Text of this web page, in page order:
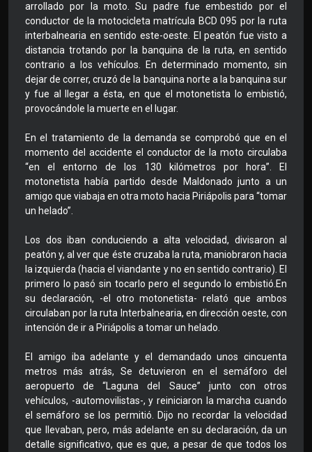
arrollado por la moto. Su padre fue embestido por el
conductor de la motocicleta matrícula BCD 095 por la ruta
interbalnearia en sentido este-oeste. El peatón fue visto a
distancia trotando por la banquina de la ruta, en sentido
contrario a los vehículos. En determinado momento, sin
dejar de correr, cruzó de la banquina norte a la banquina sur
y fue al llegar a ésta, en que el motonetista lo embistió,
provocándole la muerte en el lugar.
En el tratamiento de la demanda se comprobó que en el
momento del accidente el conductor de la moto circulaba
“en el entorno de los 130 kilómetros por hora”. El
motonetista había partido desde Maldonado junto a un
amigo que viabaja en otra moto hacia Piriápolis para “tomar
un helado”.
Los dos iban conduciendo a alta velocidad, divisaron al
peatón y, al ver que éste cruzaba la ruta, maniobraron hacia
la izquierda (hacia el viandante y no en sentido contrario). El
primero lo pasó sin tocarlo pero el segundo lo embistió.En
su declaración, -el otro motonetista- relató que ambos
circulaban por la ruta Interbalnearia, en dirección oeste, con
intención de ir a Piriápolis a tomar un helado.
El amigo iba adelante y el demandado unos cincuenta
metros más atrás, Se detuvieron en el semáforo del
aeropuerto de “Laguna del Sauce” junto con otros
vehículos, -automovilistas-, y reiniciaron la marcha cuando
el semáforo se los permitió. Dijo no recordar la velocidad
que llevaban, pero, más adelante en su declaración, da un
detalle significativo, que es que, a pesar de que todos los